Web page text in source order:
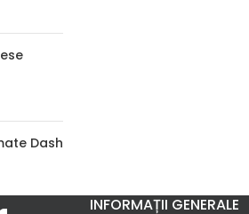
Dash
INFORMAȚII GENERALE